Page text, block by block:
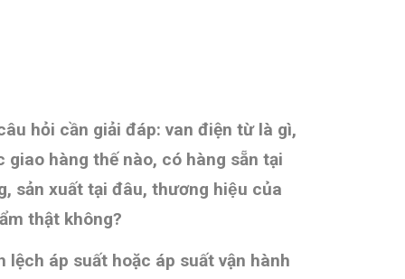
hỏi cần giải đáp: van điện từ là gì,
hàng thế nào, có hàng sẵn tại
sản xuất tại đâu, thương hiệu của
thật không?
áp suất hoặc áp suất vận hành